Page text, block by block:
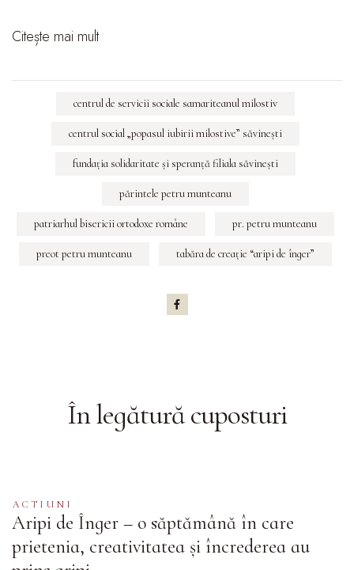
Citește mai mult
centrul de servicii sociale samariteanul milostiv
centrul social „popasul iubirii milostive” săvineşti
fundaţia solidaritate şi speranţă filiala săvineşti
părintele petru munteanu
patriarhul bisericii ortodoxe române pr. petru munteanu
preot petru munteanu tabăra de creaţie “aripi de înger”
În legătură cuposturi
ACTIUNI
Aripi de Înger – o săptămână în care
prietenia, creativitatea și încrederea au